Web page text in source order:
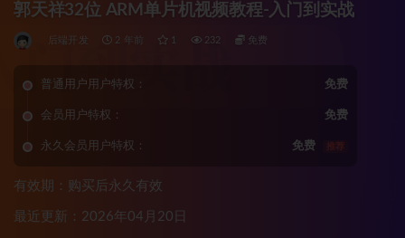
郭天祥32位 ARM单片机视频教程-入门到实战
后端开发 2 年前 1 232 免费
普通用户用户特权： 免费
会员用户特权： 免费
永久会员用户特权： 免费 推荐
有效期：购买后永久有效
最近更新：2026年04月20日